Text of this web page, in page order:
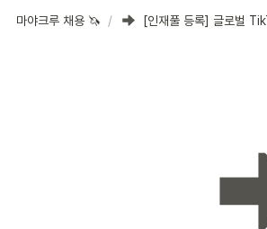
마야크루 채용 🦄 /